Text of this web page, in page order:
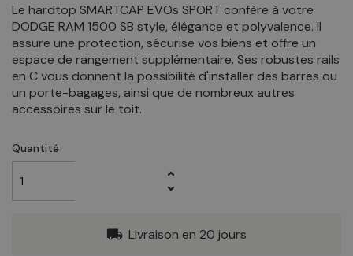
Le hardtop SMARTCAP EVOs SPORT confère à votre
DODGE RAM 1500 SB style, élégance et polyvalence. Il
assure une protection, sécurise vos biens et offre un
espace de rangement supplémentaire. Ses robustes rails
en C vous donnent la possibilité d'installer des barres ou
un porte-bagages, ainsi que de nombreux autres
accessoires sur le toit.
Quantité
local_shipping Livraison en 20 jours